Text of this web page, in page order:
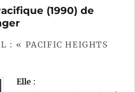
(1990) de
: « PACIFIC HEIGHTS
Elle :